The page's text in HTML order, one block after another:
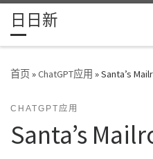
Skip to content
日日新
首页»ChatGPT应用 »Santa’s
CHATGPT应用
Santa’s